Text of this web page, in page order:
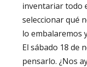
inventariar todo
seleccionar qué
lo embalaremos
El sábado 18 de
pensarlo. ¿Nos